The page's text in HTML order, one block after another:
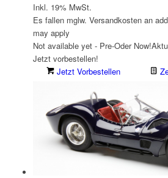
Inkl. 19% MwSt.
Es fallen mglw. Versand­kosten an
may apply
Not available yet - Pre-Oder Now!
Jetzt vorbestellen!
Jetzt Vorbestellen